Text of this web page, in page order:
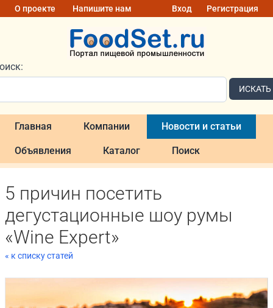
О проекте Напишите нам Вход Регистрация
ИСКАТЬ
Главная Компании Новости и статьи
Объявления Каталог Поиск
5 причин посетить
дегустационные шоу румы
«Wine Expert»
« к списку статей